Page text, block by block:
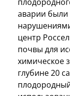
аварии
центр
почвы для
химическое
глубине 20